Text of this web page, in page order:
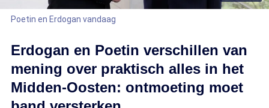
Poetin en Erdogan vandaag
Erdogan en Poetin verschillen van
mening over praktisch alles in het
Midden-Oosten: ontmoeting moet